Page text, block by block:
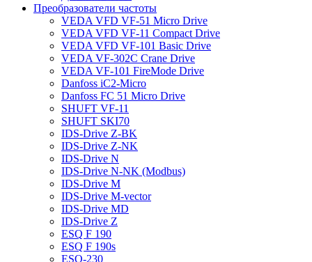
Преобразователи частоты
VEDA VFD VF-51 Micro Drive
VEDA VFD VF-11 Compact Drive
VEDA VFD VF-101 Basic Drive
VEDA VF-302C Crane Drive
VEDA VF-101 FireMode Drive
Danfoss iC2-Micro
Danfoss FC 51 Micro Drive
SHUFT VF-11
SHUFT SKI70
IDS-Drive Z-BK
IDS-Drive Z-NK
IDS-Drive N
IDS-Drive N-NK (Modbus)
IDS-Drive M
IDS-Drive M-vector
IDS-Drive MD
IDS-Drive Z
ESQ F 190
ESQ F 190s
ESQ-230